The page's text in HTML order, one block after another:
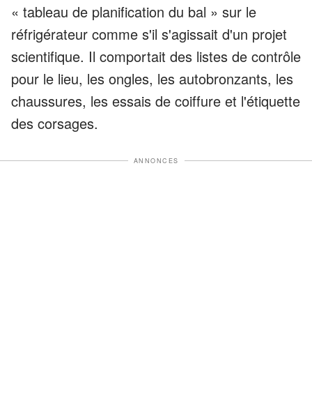
« tableau de planification du bal » sur le
réfrigérateur comme s'il s'agissait d'un projet
scientifique. Il comportait des listes de contrôle
pour le lieu, les ongles, les autobronzants, les
chaussures, les essais de coiffure et l'étiquette
des corsages.
ANNONCES